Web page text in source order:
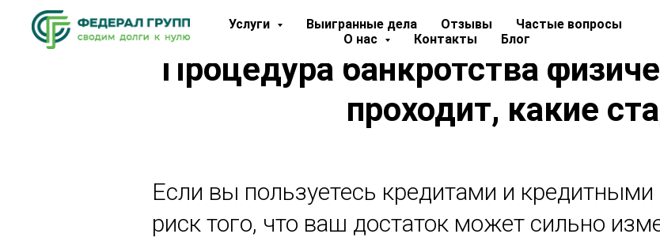
Услуги Выигранные дела Отзывы
Частые вопросы
О нас
Контакты Блог
Процедура банкротства
проходит, какие
Если вы пользуетесь кредитами и кредитными
риск того, что ваш достаток может сильно